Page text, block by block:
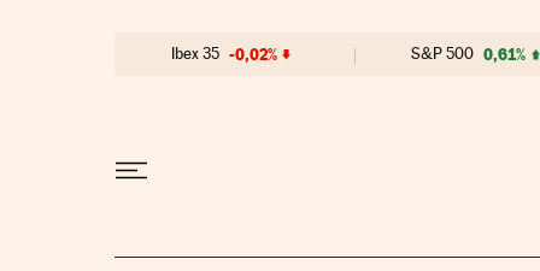
Ibex 35 -0,02% S&P 500 0,61%